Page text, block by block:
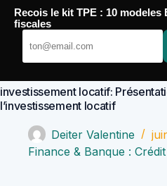
Passer
contenu
Comptabilité Job
investissement locatif:
l’investissement locatif
Deiter Valentine
Finance & Banque :
Recois le kit TPE : 10 modeles
fiscales